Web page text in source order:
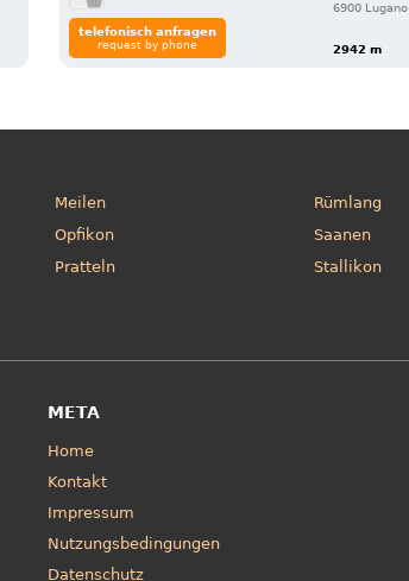
6900 Lugano
2942 m
telefonisch anfragen
request by phone
Meilen
Opfikon
Pratteln
Rümlang
Saanen
Stallikon
META
Home
Kontakt
Impressum
Nutzungsbedingungen
Datenschutz